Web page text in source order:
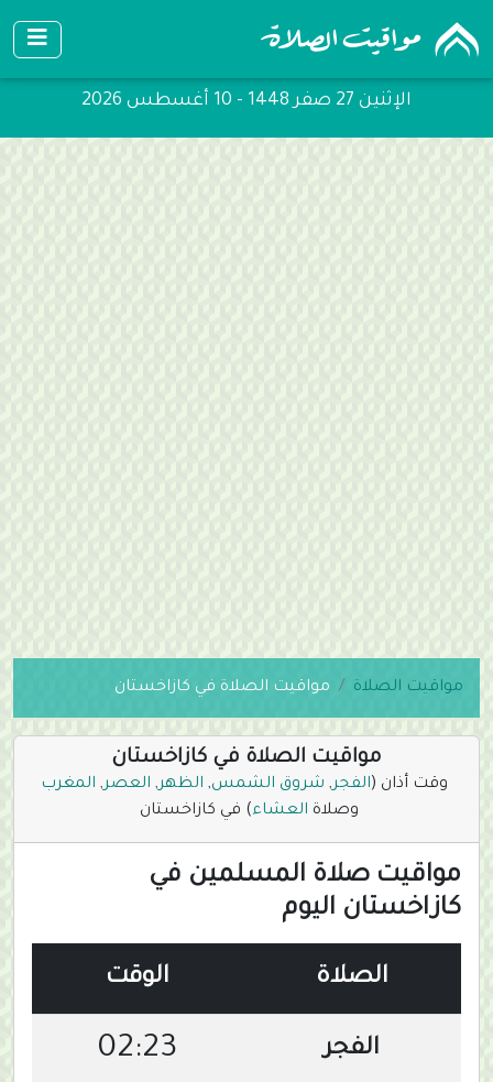
الإثنين 27 صفر 1448 - 10 أغسطس 2026
مواقيت الصلاة مواقيت الصلاة في كازاخستان
مواقيت الصلاة في كازاخستان
وقت أذان (الفجر, شروق الشمس, الظهر, العصر, المغرب
وصلاة العشاء) في كازاخستان
مواقيت صلاة المسلمين في
كازاخستان اليوم
الصلاة الوقت
الفجر 02:23